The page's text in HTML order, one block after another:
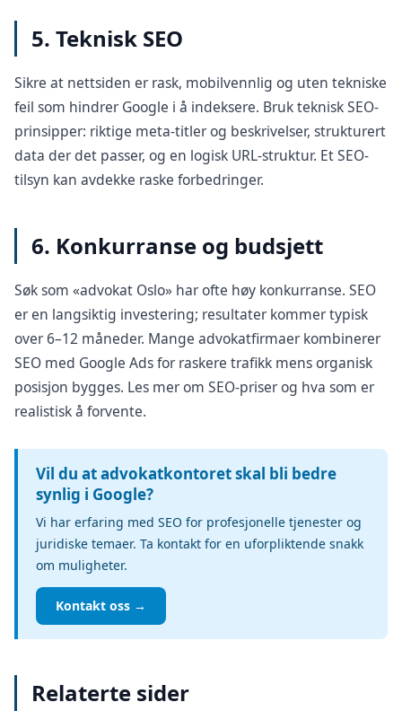
5. Teknisk SEO
Sikre at nettsiden er rask, mobilvennlig og uten tekniske
feil som hindrer Google i å indeksere. Brukteknisk SEO-
prinsipper: riktige meta-titler og beskrivelser, strukturert
data der det passer, og en logisk URL-struktur. EtSEO-
tilsyn kan avdekke raske forbedringer.
6. Konkurranse og budsjett
Søk som «advokat Oslo» har ofte høy konkurranse. SEO
er en langsiktig investering; resultater kommer typisk
over 6–12 måneder. Mange advokatfirmaer kombinerer
SEO med Google Adsfor raskere trafikk mens organisk
posisjon bygges. Les mer om SEO-priserog hva som er
realistisk å forvente.
Vil du at advokatkontoret skal bli bedre
synlig i Google?
Vi har erfaring med SEO for profesjonelle tjenester og
juridiske temaer. Ta kontakt for en uforpliktende snakk
om muligheter.
Kontakt oss →
Relaterte sider